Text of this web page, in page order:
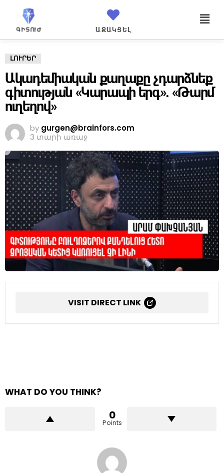
ԱՋԱԿՑԵԼ
ԼՈՒՐԵՐ
Ակադեմիական քաղաքը չդարձնեք
գիտության «Կարապի երգ». «Թարմ
ուղեղով»
by gurgen@brainfors.com
3 տարի առաջ
VISIT DIRECT LINK
WHAT DO YOU THINK?
0
Points